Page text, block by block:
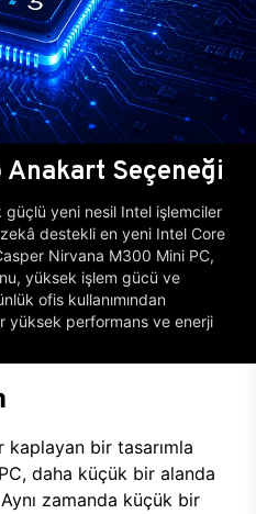
Seçeneği
yeni nesil Intel işlemciler
destekli en yeni Intel Core
Nirvana M300 Mini PC,
yüksek işlem gücü ve
ofis kullanımından
yüksek performans ve enerji
kaplayan bir tasarımla
daha küçük bir alanda
zamanda küçük bir